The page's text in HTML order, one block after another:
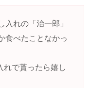
入れの「治一郎」
食べたことなかっ
れで貰ったら嬉し